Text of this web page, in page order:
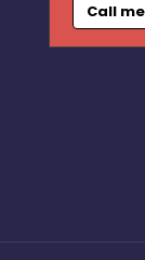
Call me